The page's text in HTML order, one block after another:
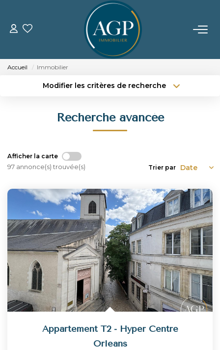
ACHETER
Nos Biens Vendus
NOTRE AGENCE
NOUS REJOINDRE
CONTACT
Accueil Immobilier
Modifier les critères de recherche
Recherche avancée
Afficher la carte
97 annonce(s) trouvée(s) Trier par
Appartement T2 - Hyper Centre
Orleans